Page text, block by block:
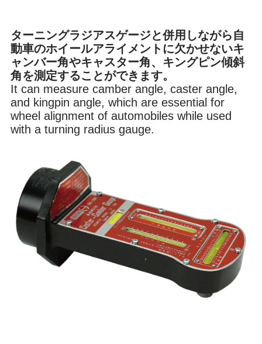
内装 環境
その他
ターニングラジアスゲージと併用しながら自
動車のホイールアライメントに欠かせないキ
ャンバー角やキャスター角、キングピン傾斜
角を測定することができます。
It can measure camber angle, caster angle,
and kingpin angle, which are essential for
wheel alignment of automobiles while used
with a turning radius gauge.